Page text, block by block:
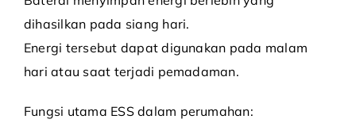
dihasilkan pada siang hari.
Energi tersebut dapat digunakan pada malam
hari atau saat terjadi pemadaman.
Fungsi utama ESS dalam perumahan: